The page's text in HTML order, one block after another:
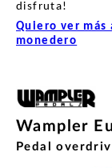
disfruta!
Quiero ver más
monedero
Wampler
Pedal